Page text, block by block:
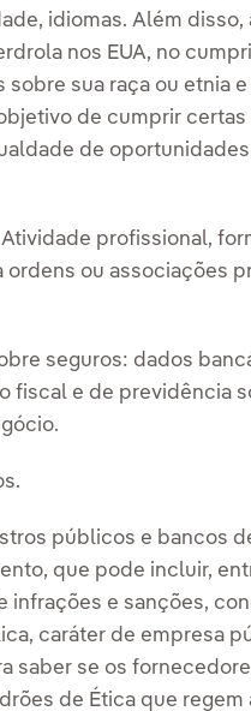
idiomas. Além disso,
nos EUA, no
sua raça ou etnia
de cumprir
de
profissional,
ou associações
seguros: dados
fiscal e de previdência
públicos e bancos
que pode incluir,
infrações e sanções,
caráter de empresa
saber se os
de Ética que regem